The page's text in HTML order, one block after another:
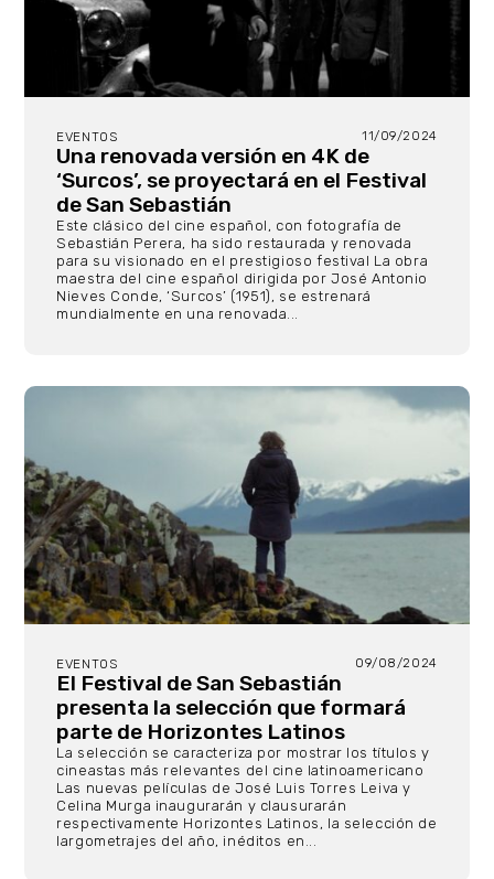
EVENTOS 11/09/2024
Una renovada versión en 4K de
‘Surcos’, se proyectará en el Festival
de San Sebastián
Este clásico del cine español, con fotografía de
Sebastián Perera, ha sido restaurada y renovada
para su visionado en el prestigioso festival La obra
maestra del cine español dirigida por José Antonio
Nieves Conde, ‘Surcos’ (1951), se estrenará
mundialmente en una renovada...
EVENTOS 09/08/2024
El Festival de San Sebastián
presenta la selección que formará
parte de Horizontes Latinos
La selección se caracteriza por mostrar los títulos y
cineastas más relevantes del cine latinoamericano
Las nuevas películas de José Luis Torres Leiva y
Celina Murga inaugurarán y clausurarán
respectivamente Horizontes Latinos, la selección de
largometrajes del año, inéditos en...